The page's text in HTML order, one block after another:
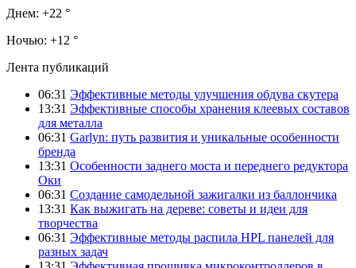
Днем: +22 °
Ночью: +12 °
Лента публикаций
06:31 Эффективные методы улучшения обдува скутера
13:31 Эффективные способы хранения клеевых составов
для металла
06:31 Garlyn: путь развития и уникальные особенности
бренда
13:31 Особенности заднего моста и переднего редуктора
Оки
06:31 Создание самодельной зажигалки из баллончика
13:31 Как выжигать на дереве: советы и идеи для
творчества
06:31 Эффективные методы распила HPL панелей для
разных задач